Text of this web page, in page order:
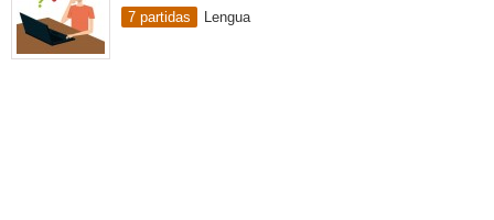
7 partidas Lengua